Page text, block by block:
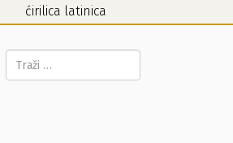
ćirilica latinica
Pretraga...